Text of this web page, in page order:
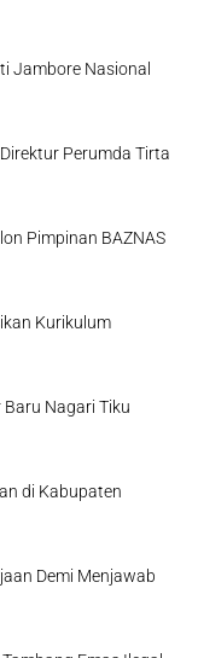
Jambore Nasional
Perumda Tirta
Pimpinan BAZNAS
Kurikulum
Nagari Tiku
di Kabupaten
Demi Menjawab